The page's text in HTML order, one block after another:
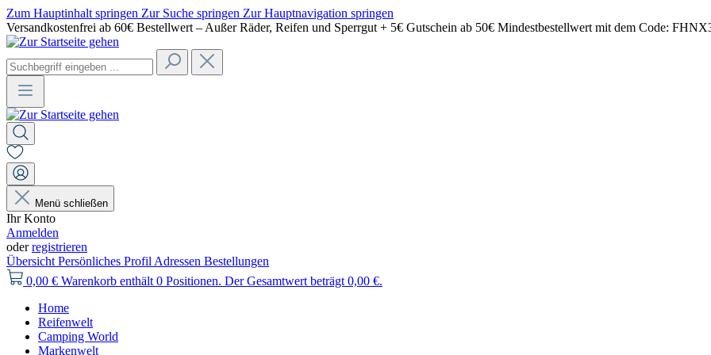
Zum Hauptinhalt springen Zur Suche springen Zur Hauptnavigation springen
Versandkostenfrei ab 60€ Bestellwert – Außer Räder, Reifen und Sperrgut + 5€ Gutschein ab 50€ Mindestbestellwert mit dem Code:
Menü schließen
Ihr Konto
Anmelden
oderregistrieren
Übersicht Persönliches Profil Adressen Bestellungen
0,00 € Warenkorb enthält 0 Positionen. Der Gesamtwert beträgt 0,00 €.
Home
Reifenwelt
Camping World
Markenwelt